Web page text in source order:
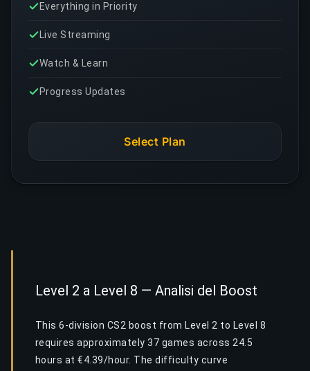
Everything in Priority
Live Streaming
Watch & Learn
Progress Updates
Select Plan
Level 2 a Level 8 — Analisi del Boost
This 6-division CS2 boost from Level 2 to Level 8
requires approximately 37 games across 24.5
hours at €4.39/hour. The difficulty curve